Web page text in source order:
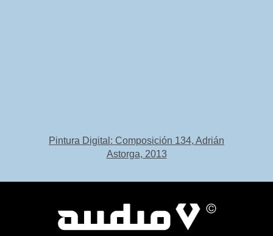
Pintura Digital: Composición 134, Adrián
Astorga, 2013